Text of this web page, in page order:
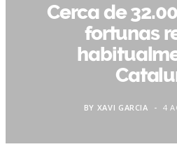
Cerca de
fortunas
BY XAVI GARCIA 4